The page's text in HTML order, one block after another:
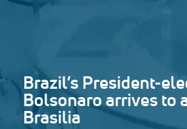
Brazil’s President-
Bolsonaro arrives to
Brasilia